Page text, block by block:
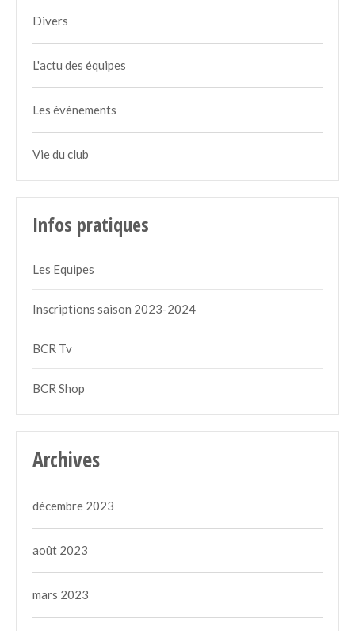
Divers
L'actu des équipes
Les évènements
Vie du club
Infos pratiques
Les Equipes
Inscriptions saison 2023-2024
BCR Tv
BCR Shop
Archives
décembre 2023
août 2023
mars 2023